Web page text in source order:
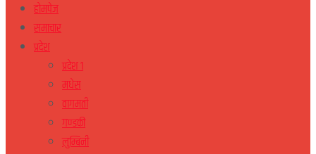
होमपेज
समाचार
प्रदेश
प्रदेश १
मधेस
वागमती
गण्डकी
लुम्बिनी